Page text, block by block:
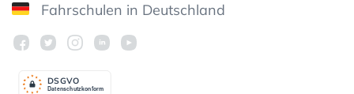
Fahrschulen in Deutschland
Datenschutzkonform
DSGVO